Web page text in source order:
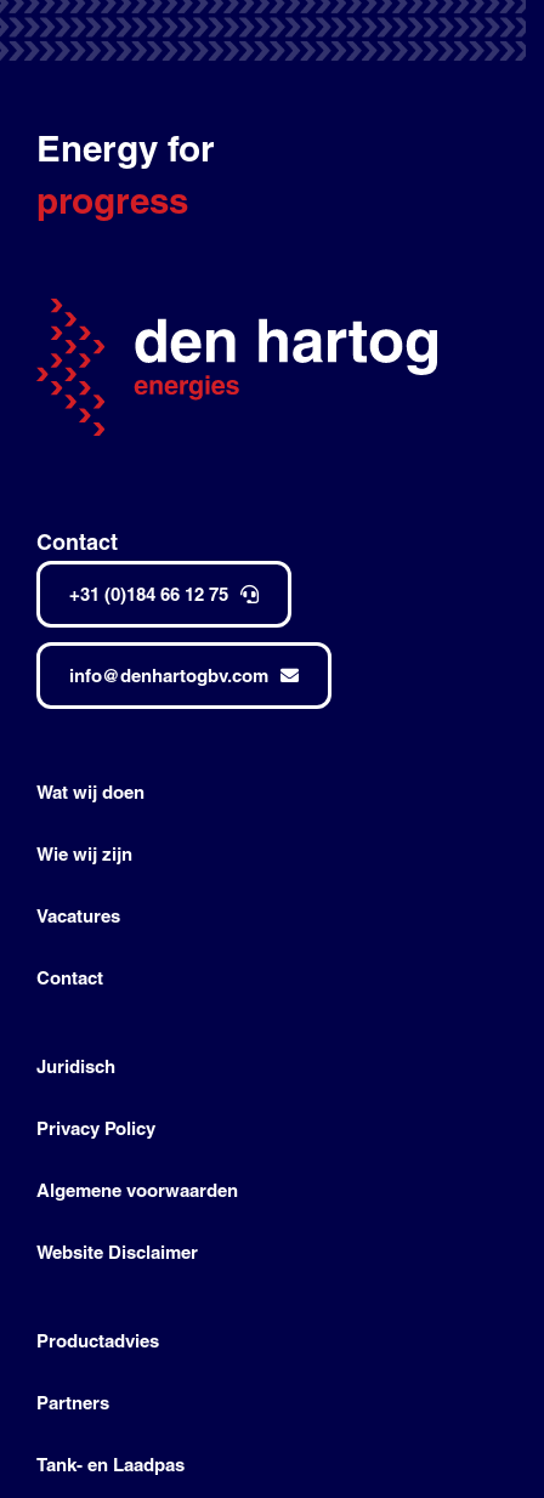
Energy for
progress
Contact
+31 (0)184 66 12 75
info@denhartogbv.com
Wat wij doen
Wie wij zijn
Vacatures
Contact
Juridisch
Privacy Policy
Algemene voorwaarden
Website Disclaimer
Productadvies
Partners
Tank- en Laadpas